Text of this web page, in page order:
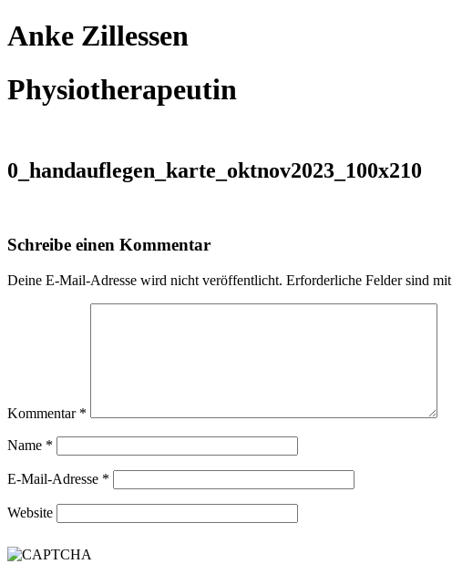
Anke Zillessen
Physiotherapeutin
0_handauflegen_karte_oktnov2023_100x210
Schreibe einen Kommentar
Deine E-Mail-Adresse wird nicht veröffentlicht. Erforderliche Felder sind mit
Kommentar *
Name *
E-Mail-Adresse *
Website